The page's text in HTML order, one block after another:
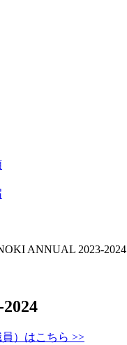
ANNUAL 2023-2024
）はこちら >>